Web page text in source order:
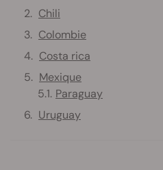
Chili
Colombie
Costa rica
Mexique
Paraguay
Uruguay